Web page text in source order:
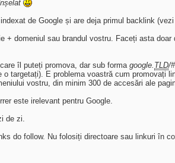
de Google și are deja primul backlink
+ domeniul sau brandul vostru. Faceți asta
îl puteți promova, dar sub forma google. TLD/
targetați). E problema voastră cum
vostru, din minim 300 de accesări ale
este irelevant pentru Google.
de zi.
do follow. Nu folosiți directoare sau linkuri în